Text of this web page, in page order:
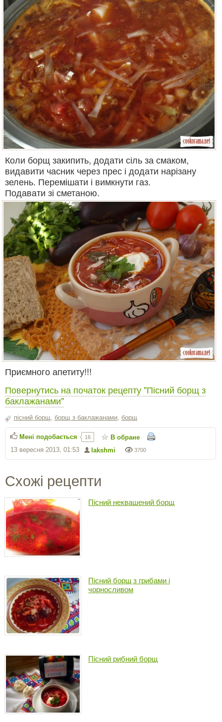
Коли борщ закипить, додати сіль за смаком,
видавити часник через прес і додати нарізану
зелень. Перемішати і вимкнути газ.
Подавати зі сметаною.
Приємного апетиту!!!
Повернутись на початок рецепту "Пісний борщ з
баклажанами"
пісний борщ борщ з баклажанами борщ
3700
lakshmi
13 вересня 2013, 01:53
Мені подобається 16 В обране
Схожі рецепти
Пісний неквашений борщ
Пісний борщ з грибами і
чорносливом
Пісний рибний борщ